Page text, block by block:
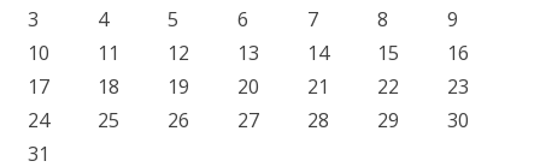
3
4 5 6 7 8
9
10
11 12 13 14 15
16
17
18 19 20 21 22
23
24
25 26 27 28 29
30
31